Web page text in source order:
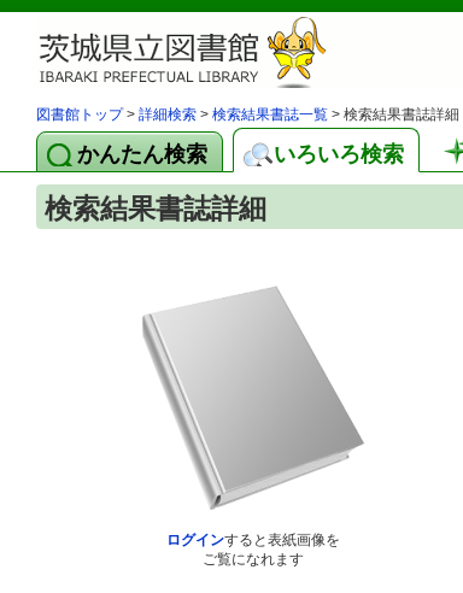
図書館トップ> 詳細検索 > 検索結果書誌一覧 > 検索結果書誌詳細
かんたん検索 いろいろ検索
検索結果書誌詳細
ログインすると表紙画像を
ご覧になれます